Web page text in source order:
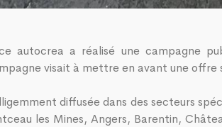
autocrea a réalisé une campagne
visait à mettre en avant une offre
diffusée dans des secteurs
les Mines, Angers, Barentin,